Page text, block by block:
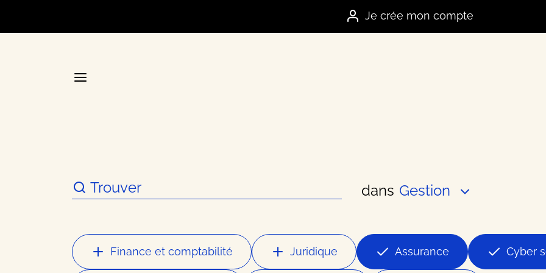
Je crée mon compte
La plateforme stratégique des marques
Annuaire
dans Gestion
Finance et comptabilité Juridique Assurance Cyber